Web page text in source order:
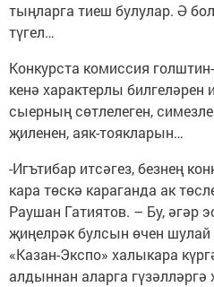
тыңларга тиеш булулар. Ә
түгел…
Конкурста комиссия
кенә характерлы
сыерның сөтлелеген,
җиленен, аяк-тоякларын…
-Игътибар итсәгез, безнең
кара төскә караганда ак
Раушан Гатиятов. – Бу, әгәр
җиңелрәк булсын өчен
«Казан-Экспо» халыкара
алдыннан аларга гүзәлләргә